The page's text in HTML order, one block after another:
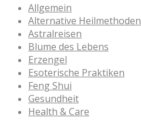
Allgemein
Alternative Heilmethoden
Astralreisen
Blume des Lebens
Erzengel
Esoterische Praktiken
Feng Shui
Gesundheit
Health & Care